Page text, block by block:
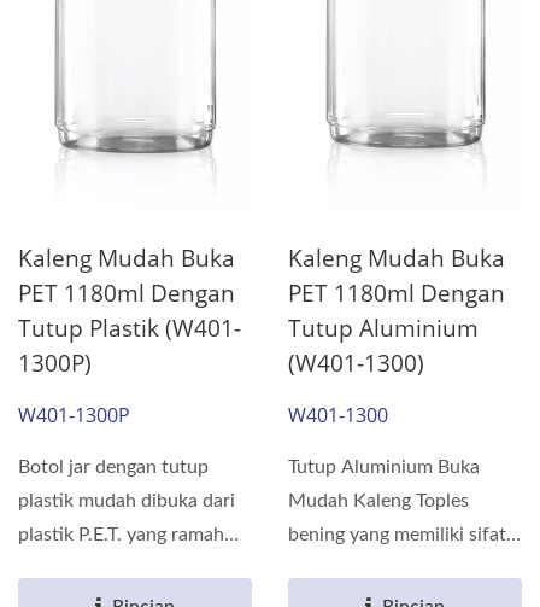
Kaleng Mudah Buka
PET 1180ml Dengan
Tutup Plastik (W401-
1300P)
W401-1300P
Botol jar dengan tutup
plastik mudah dibuka dari
plastik P.E.T. yang ramah
Kaleng Mudah Buka
PET 1180ml Dengan
Tutup Aluminium
(W401-1300)
W401-1300
Tutup Aluminium Buka
Mudah Kaleng Toples
bening yang memiliki sifat